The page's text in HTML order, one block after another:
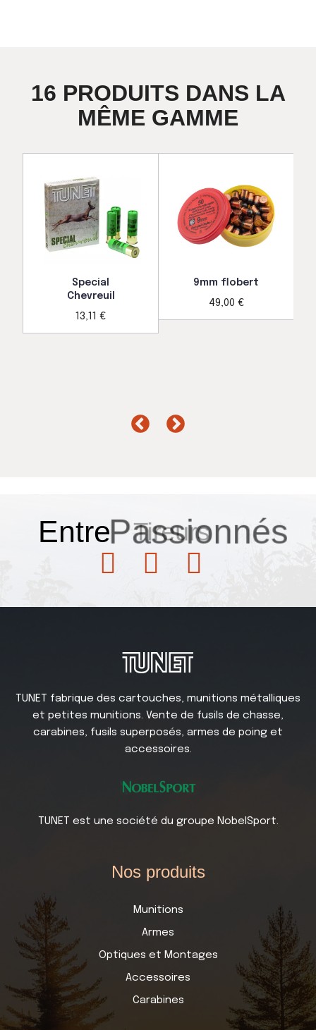
16 PRODUITS DANS LA
MÊME GAMME
Special
Chevreuil
13,11 €
9mm flobert
49,00 €
EntrePassionnés
TUNET fabrique des cartouches, munitions métalliques
et petites munitions. Vente de fusils de chasse,
carabines, fusils superposés, armes de poing et
accessoires.
TUNET est une société du groupe NobelSport.
Nos produits
Munitions
Armes
Optiques et Montages
Accessoires
Carabines